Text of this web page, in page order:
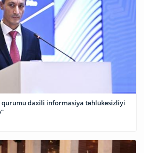
qurumu daxili informasiya təhlükəsizliyi